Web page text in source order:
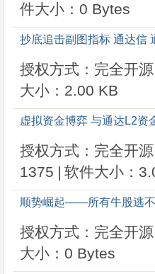
件大小：0 Bytes
抄底追击副图指标 通达信
授权方式：完全开源
大小：2.00 KB
虚拟资金博弈 与通达L2
授权方式：完全开源
1375 | 软件大小：
顺势崛起——所有牛股逃
授权方式：完全开源
大小：0 Bytes